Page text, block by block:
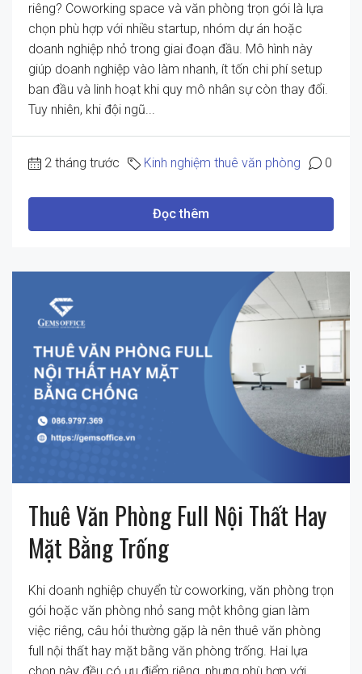
riêng? Coworking space và văn phòng trọn gói là lựa
chọn phù hợp với nhiều startup, nhóm dự án hoặc
doanh nghiệp nhỏ trong giai đoạn đầu. Mô hình này
giúp doanh nghiệp vào làm nhanh, ít tốn chi phí setup
ban đầu và linh hoạt khi quy mô nhân sự còn thay đổi.
Tuy nhiên, khi đội ngũ...
2 tháng trước Kinh nghiệm thuê văn phòng 0
Đọc thêm
Thuê Văn Phòng Full Nội Thất Hay
Mặt Bằng Trống
Khi doanh nghiệp chuyển từ coworking, văn phòng trọn
gói hoặc văn phòng nhỏ sang một không gian làm
việc riêng, câu hỏi thường gặp là nên thuê văn phòng
full nội thất hay mặt bằng văn phòng trống. Hai lựa
chọn này đều có ưu điểm riêng, nhưng phù hợp với